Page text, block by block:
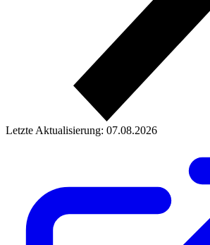
Letzte Aktualisierung: 07.08.2026